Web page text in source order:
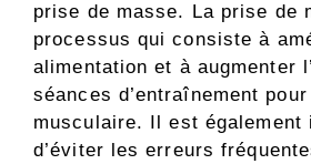
prise de masse. La prise de
processus qui consiste à
alimentation et à augmenter
séances d’entraînement
musculaire. Il est également
d’éviter les erreurs